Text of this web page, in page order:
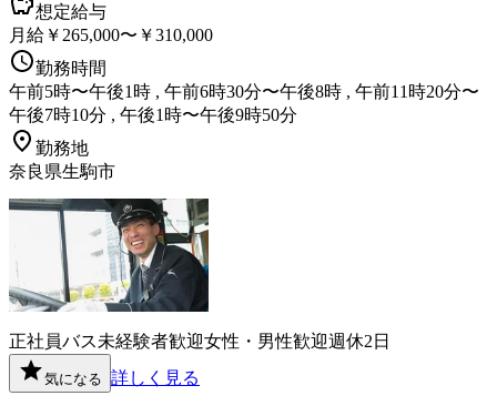
想定給与
月給￥265,000〜￥310,000
勤務時間
午前5時〜午後1時 , 午前6時30分〜午後8時 , 午前11時20分〜
午後7時10分 , 午後1時〜午後9時50分
勤務地
奈良県生駒市
正社員バス未経験者歓迎女性・男性歓迎週休2日
気になる 詳しく見る